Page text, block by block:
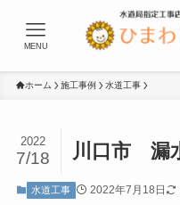
MENU
ホーム 施工事例 水道工事
川口市 漏
2022
7/18
水道工事 2022年7月18日